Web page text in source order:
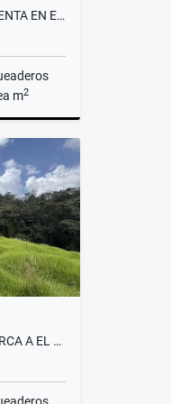
ENCANTADORA CASA EN VENTA EN ENVIGADO!
m2
Venta
LOTE EN PARCELACIÓN CERCA A EL ALTO DE PALMAS Y SANTA ELENA